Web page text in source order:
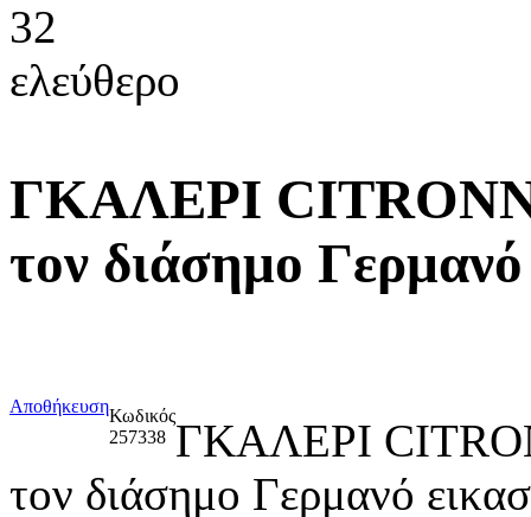
32
ελεύθερο
ΓΚΑΛΕΡΙ
τον διάσημο
ΑποθήκευσηΚωδικός
257338 ΓΚΑΛΕΡΙ
τον διάσημο Γερμανό